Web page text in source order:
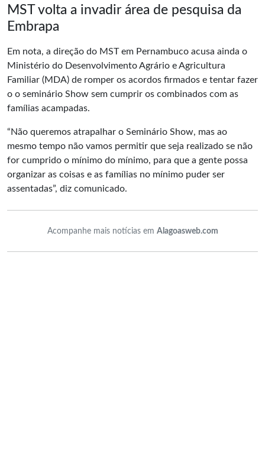
MST volta a invadir área de pesquisa da
Embrapa
Em nota, a direção do MST em Pernambuco acusa ainda o
Ministério do Desenvolvimento Agrário e Agricultura
Familiar (MDA) de romper os acordos firmados e tentar fazer
o o seminário Show sem cumprir os combinados com as
famílias acampadas.
“Não queremos atrapalhar o Seminário Show, mas ao
mesmo tempo não vamos permitir que seja realizado se não
for cumprido o mínimo do mínimo, para que a gente possa
organizar as coisas e as famílias no mínimo puder ser
assentadas”, diz comunicado.
Acompanhe mais notícias em Alagoasweb.com